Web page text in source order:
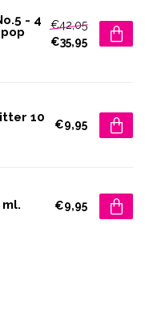
- 4
€42,05
€35,95
10
€9,95
€9,95